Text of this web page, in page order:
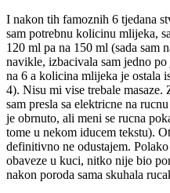
I nakon tih famoznih 6 tjedana
sam potrebnu kolicinu mlijeka,
120 ml pa na 150 ml (sada sam
navikle, izbacivala sam jedno
na 6 a kolicina mlijeka je ostala
4). Nisu mi vise trebale masaze.
sam presla sa elektricne na
je obrnuto, ali meni se rucna
tome u nekom iducem tekstu).
definitivno ne odustajem.
obaveze u kuci, nitko nije bio
nakon poroda sama skuhala